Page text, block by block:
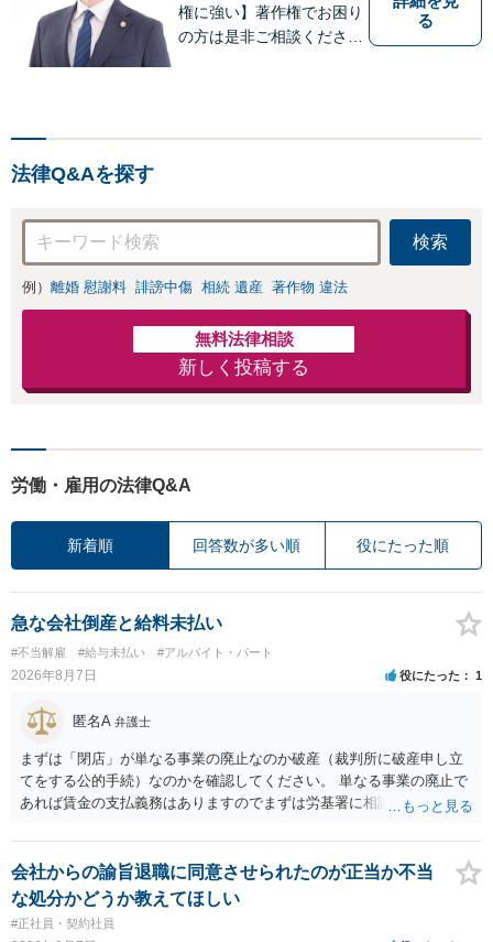
権に強い】著作権でお困り
の方は是非ご相談くださ
る
法律Q&Aを探す
検索
例） 離婚 慰謝料 誹謗中傷 相続 遺産 著作物 違法
無料法律相談
新しく投稿する
労働・雇用の法律Q&A
新着順 回答数が多い順 役にたった順
急な会社倒産と給料未払い
#不当解雇 #給与未払い #アルバイト・パート
2026年8月7日 役にたった 1
匿名A 弁護士
まずは「閉店」が単なる事業の廃止なのか破産（裁判所に破産申し立
てをする公的手続）なのかを確認してください。 単なる事業の廃止で
あれば賃金の支払義務はありますのでまずは労基署に相談してくださ
しいかもしれませんが）賃金などの労働債権は他の債務より優先して
支払われます。ただし支払までにかなり時間がかかるでしょう。 さら
に、「独立行政法人労働者健康安全機構 」という公的機関が未払賃金
の立替事業を行っています。詳しくは、同機構の＜未払賃金立替払相
談コーナー＞ TEL 044-431-8663 相談時間：土日祝日を除く9:15～1
会社からの諭旨退職に同意させられたのが正当か不当
な処分かどうか教えてほしい
#正社員・契約社員